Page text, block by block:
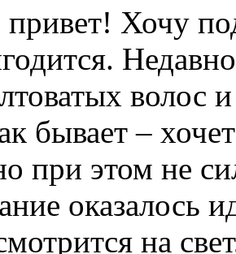
Хочу
волос
бывает –
при этом не
оказалось
на